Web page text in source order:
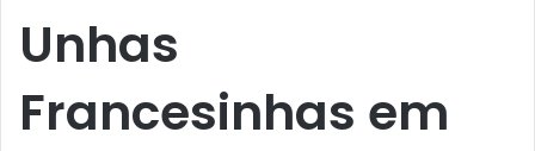
Unhas
Francesinhas em